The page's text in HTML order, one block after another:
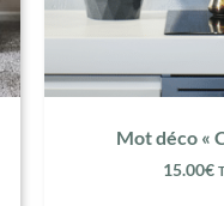
Mot déco «
15.00€